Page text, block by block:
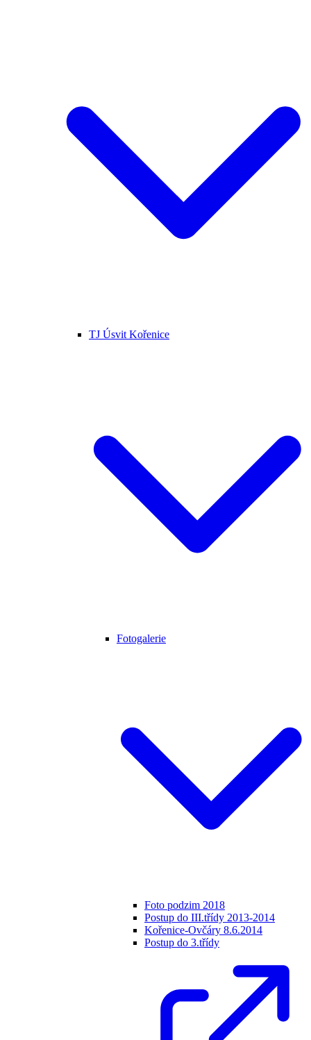
TJ Úsvit Kořenice
Fotogalerie
Foto podzim 2018
Postup do III.třídy 2013-2014
Kořenice-Ovčáry 8.6.2014
Postup do 3.třídy